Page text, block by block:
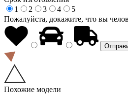
1
2 3 4
5
Пожалуйста, докажите, что вы
Похожие модели